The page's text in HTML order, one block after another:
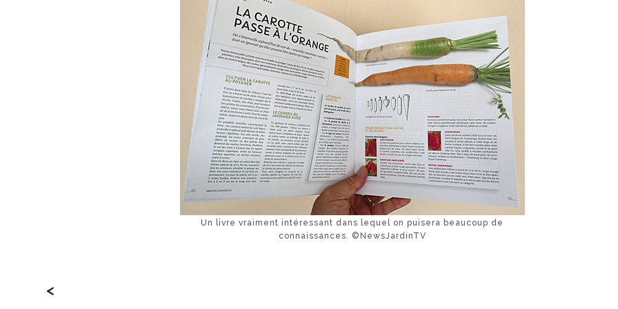
Un livre vraiment intéressant dans lequel on puisera beaucoup de
connaissances. ©NewsJardinTV
<